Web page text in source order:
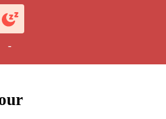
de base de la cuisine
visé :</B> <Br/>-Tout
en préparation du CAP Cuisin
-